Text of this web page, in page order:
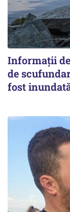
Informații
de
fost